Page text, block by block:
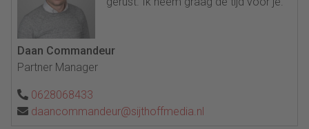
Daan Commandeur
Partner Manager
0628068433
daancommandeur@sijthoffmedia.nl